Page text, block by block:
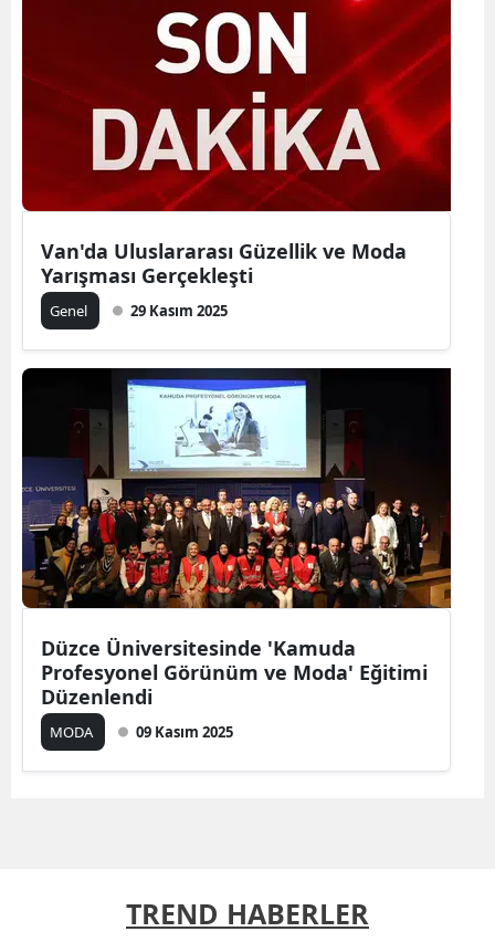
Van'da Uluslararası Güzellik ve Moda
Yarışması Gerçekleşti
Genel 29 Kasım 2025
Düzce Üniversitesinde 'Kamuda
Profesyonel Görünüm ve Moda' Eğitimi
Düzenlendi
MODA 09 Kasım 2025
TREND HABERLER